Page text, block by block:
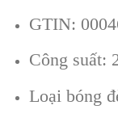
GTIN:
Công suất:
Loại bóng